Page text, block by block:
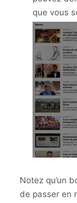
que vous
Notez qu’un
de passer en